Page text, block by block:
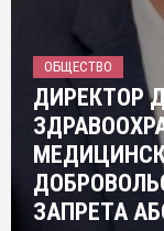
ОБЩЕСТВО
ДИРЕКТОР
ЗАПРЕТА